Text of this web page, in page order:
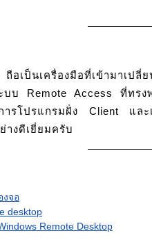
ถือเป็นเครื่องมือที่เข้ามาเปลี่
ะบบ Remote Access ที่ท
ารโปรแกรมฝั่ง Client และ
างดีเยี่ยมครับ
งจอ
desktop
Remote Desktop